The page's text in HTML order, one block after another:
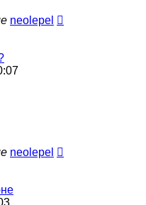
neolepel
neolepel